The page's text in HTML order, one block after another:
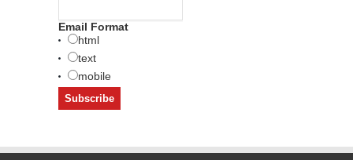
Email Format
html
text
mobile